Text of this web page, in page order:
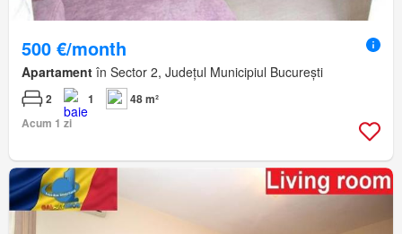
500 €/month
Apartament în Sector 2, Județul Municipiul București
2 1
48 m²
Acum 1 zi